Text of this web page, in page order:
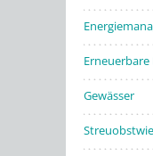
Erneuerbare
Gewässer